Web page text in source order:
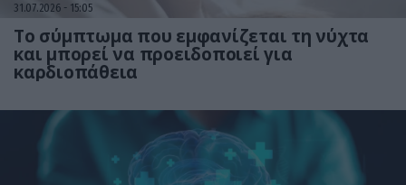
31.07.2026 15:05
Το σύμπτωμα που εμφανίζεται τη νύχτα
και μπορεί να προειδοποιεί για
καρδιοπάθεια